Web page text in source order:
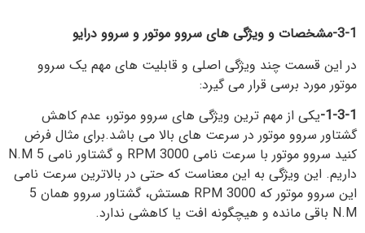
3-1-مشخصات و ویژگی های سروو موتور و سروو درایو
در این قسمت چند ویژگی اصلی و قابلیت های مهم یک سروو
موتور مورد برسی قرار می گیرد:
1-3-1- یکی از مهم ترین ویژگی های سروو موتور، عدم کاهش
گشتاور سروو موتور در سرعت های بالا می باشد.برای مثال فرض
کنید سروو موتور با سرعت نامی 3000 RPM و گشتاور نامی 5 N.M
داریم. این ویژگی به این معناست که حتی در بالاترین سرعت نامی
این سروو موتور که 3000 RPM هستش، گشتاور سروو همان 5
N.M باقی مانده و هیچگونه افت یا کاهشی ندارد.